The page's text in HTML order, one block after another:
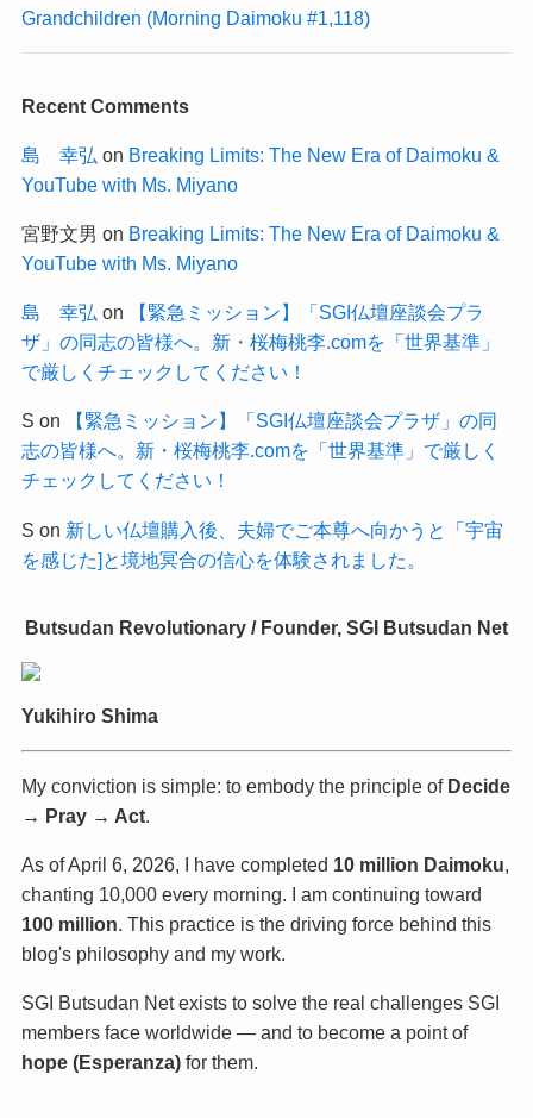
Grandchildren (Morning Daimoku #1,118)
Recent Comments
島 幸弘 on Breaking Limits: The New Era of Daimoku &
YouTube with Ms. Miyano
宮野文男 on Breaking Limits: The New Era of Daimoku &
YouTube with Ms. Miyano
島 幸弘 on
【緊急ミッション】「SGI仏壇座談会プラ
ザ」の同志の皆様へ。新・桜梅桃李.comを「世界基準」
で厳しくチェックしてください！
S on
【緊急ミッション】「SGI仏壇座談会プラザ」の同
志の皆様へ。新・桜梅桃李.comを「世界基準」で厳しく
チェックしてください！
S on 新しい仏壇購入後、夫婦でご本尊へ向かうと「宇宙
を感じた]と境地冥合の信心を体験されました。
Butsudan Revolutionary / Founder, SGI Butsudan Net
Yukihiro Shima
My conviction is simple: to embody the principle of Decide
→ Pray → Act.
As of April 6, 2026, I have completed 10 million Daimoku,
chanting 10,000 every morning. I am continuing toward
100 million. This practice is the driving force behind this
blog's philosophy and my work.
SGI Butsudan Net exists to solve the real challenges SGI
members face worldwide — and to become a point of
hope (Esperanza)for them.